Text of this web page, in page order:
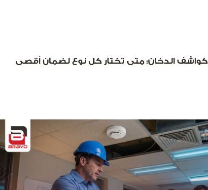
كواشف الحرارة vs كواشف الدخان: متى تختار كل نوع لضمان أقصى